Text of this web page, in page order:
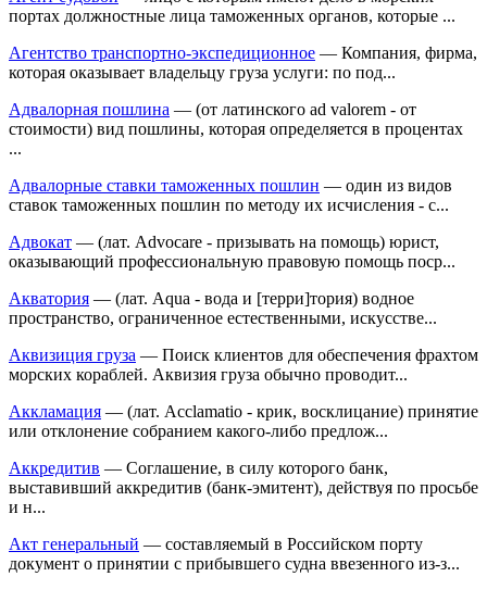
портах должностные лица таможенных органов, которые ...
Агентство транспортно-экспедиционное — Компания, фирма,
которая оказывает владельцу груза услуги: по под...
Адвалорная пошлина — (от латинского ad valorem - от
стоимости) вид пошлины, которая определяется в процентах
...
Адвалорные ставки таможенных пошлин — один из видов
ставок таможенных пошлин по методу их исчисления - с...
Адвокат — (лат. Advocare - призывать на помощь) юрист,
оказывающий профессиональную правовую помощь поср...
Акватория — (лат. Aqua - вода и [терри]тория) водное
пространство, ограниченное естественными, искусстве...
Аквизиция груза — Поиск клиентов для обеспечения фрахтом
морских кораблей. Аквизия груза обычно проводит...
Аккламация — (лат. Acclamatio - крик, восклицание) принятие
или отклонение собранием какого-либо предлож...
Аккредитив — Соглашение, в силу которого банк,
выставивший аккредитив (банк-эмитент), действуя по просьбе
и н...
Акт генеральный — составляемый в Российском порту
документ о принятии с прибывшего судна ввезенного из-з...